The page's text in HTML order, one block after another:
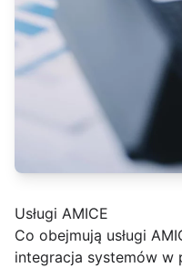
Usługi AMICE
Co obejmują usługi
integracja systemów w